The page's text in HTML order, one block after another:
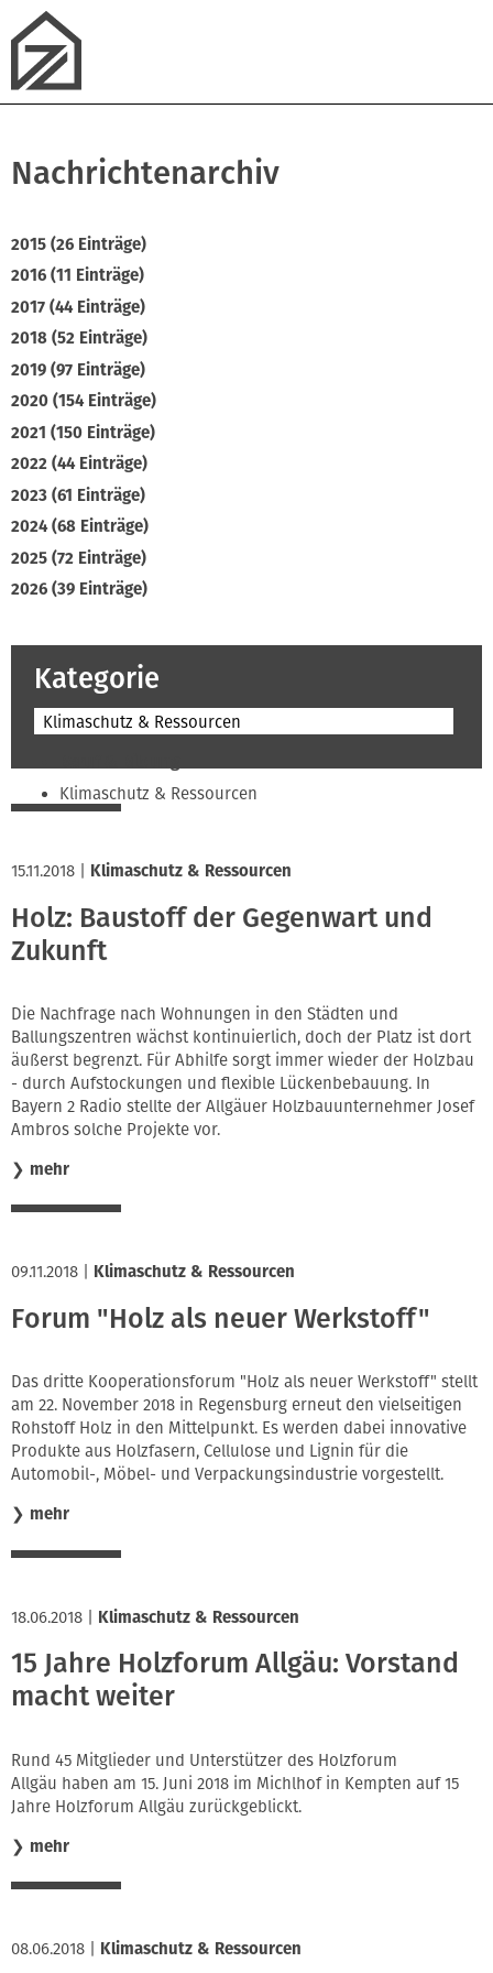
Nachrichtenarchiv
2015 (26 Einträge)
2016 (11 Einträge)
2017 (44 Einträge)
2018 (52 Einträge)
2019 (97 Einträge)
2020 (154 Einträge)
2021 (150 Einträge)
2022 (44 Einträge)
2023 (61 Einträge)
2024 (68 Einträge)
2025 (72 Einträge)
2026 (39 Einträge)
Kategorie
Klimaschutz & Ressourcen
Klimaschutz & Ressourcen
Soziales & Tarifpolitik
Verband & Innungen
Innung
15.11.2018 Klimaschutz & Ressourcen
Holz: Baustoff der Gegenwart und
Zukunft
Die Nachfrage nach Wohnungen in den Städten und
Ballungszentren wächst kontinuierlich, doch der Platz ist dort
äußerst begrenzt. Für Abhilfe sorgt immer wieder der Holzbau
- durch Aufstockungen und flexible Lückenbebauung. In
Bayern 2 Radio stellte der Allgäuer Holzbauunternehmer Josef
Ambros solche Projekte vor.
❯ mehr
09.11.2018 Klimaschutz & Ressourcen
Forum "Holz als neuer Werkstoff"
Das dritte Kooperationsforum "Holz als neuer Werkstoff" stellt
am 22. November 2018 in Regensburg erneut den vielseitigen
Rohstoff Holz in den Mittelpunkt. Es werden dabei innovative
Produkte aus Holzfasern, Cellulose und Lignin für die
Automobil-, Möbel- und Verpackungsindustrie vorgestellt.
❯ mehr
18.06.2018 Klimaschutz & Ressourcen
15 Jahre Holzforum Allgäu: Vorstand
macht weiter
Rund 45 Mitglieder und Unterstützer des Holzforum
Allgäu haben am 15. Juni 2018 im Michlhof in Kempten auf 15
Jahre Holzforum Allgäu zurückgeblickt.
❯ mehr
08.06.2018 Klimaschutz & Ressourcen